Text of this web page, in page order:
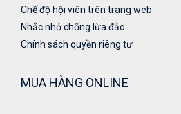
Chế độ hội viên trên trang web
Nhắc nhở chống lừa đảo
Chính sách quyền riêng tư
MUA HÀNG ONLINE